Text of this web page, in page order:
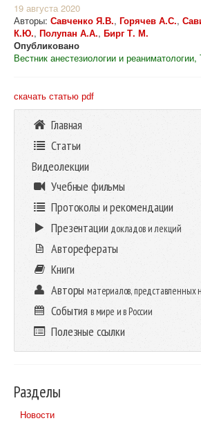
19 августа 2020
Авторы: Савченко Я.В., Горячев А.С.,
К.Ю., Полупан А.А., Бирг Т. М.
Опубликовано
Вестник анестезиологии и
скачать статью pdf
Главная
Статьи
Видеолекции
Учебные фильмы
Протоколы и рекомендации
Презентации докладов и лекций
Авторефераты
Книги
Авторыматериалов, представленных
События в мире и в России
Полезные ссылки
Разделы
Новости